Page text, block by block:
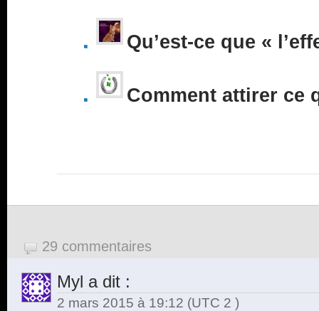
Qu’est-ce que «
Comment attirer ce
29 commentaires
Myl a dit :
2 mars 2015 à 19:12 (UTC 2 )